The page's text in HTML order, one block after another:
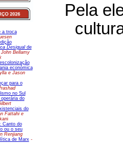
a troca
Desigualde
John Bellamy
económica
e Jason
para o
no Sul
do
do
Fattahi e
Canto do
ou o seu
Renjiang
de Marx-
Pela